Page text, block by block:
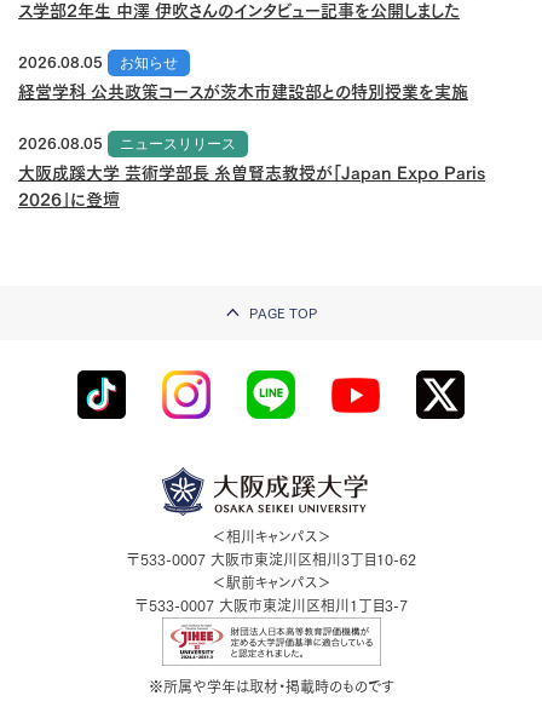
ス学部2年生 中澤 伊吹さんのインタビュー記事を公開しました
2026.08.05
お知らせ
経営学科 公共政策コースが茨木市建設部との特別授業を実施
2026.08.05
ニュースリリース
大阪成蹊大学 芸術学部長 糸曽賢志教授が「Japan Expo Paris
2026」に登壇
PAGE TOP
＜相川キャンパス＞
〒533-0007 大阪市東淀川区相川3丁目10-62
＜駅前キャンパス＞
〒533-0007 大阪市東淀川区相川1丁目3-7
※所属や学年は取材・掲載時のものです